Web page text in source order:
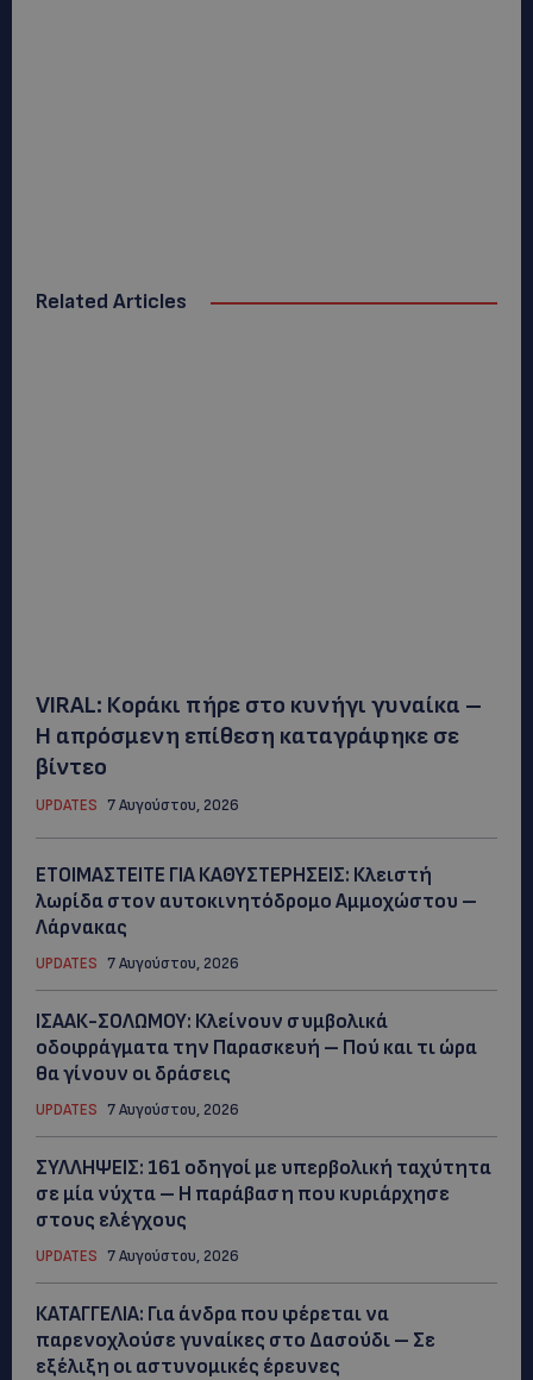
Related Articles
VIRAL: Κοράκι πήρε στο κυνήγι γυναίκα –
Η απρόσμενη επίθεση καταγράφηκε σε
βίντεο
UPDATES 7 Αυγούστου, 2026
ΕΤΟΙΜΑΣΤΕΙΤΕ ΓΙΑ ΚΑΘΥΣΤΕΡΗΣΕΙΣ: Κλειστή
λωρίδα στον αυτοκινητόδρομο Αμμοχώστου –
Λάρνακας
UPDATES 7 Αυγούστου, 2026
ΙΣΑΑΚ-ΣΟΛΩΜΟΥ: Κλείνουν συμβολικά
οδοφράγματα την Παρασκευή – Πού και τι ώρα
θα γίνουν οι δράσεις
UPDATES 7 Αυγούστου, 2026
ΣΥΛΛΗΨΕΙΣ: 161 οδηγοί με υπερβολική ταχύτητα
σε μία νύχτα – Η παράβαση που κυριάρχησε
στους ελέγχους
UPDATES 7 Αυγούστου, 2026
ΚΑΤΑΓΓΕΛΙΑ: Για άνδρα που φέρεται να
παρενοχλούσε γυναίκες στο Δασούδι – Σε
εξέλιξη οι αστυνομικές έρευνες